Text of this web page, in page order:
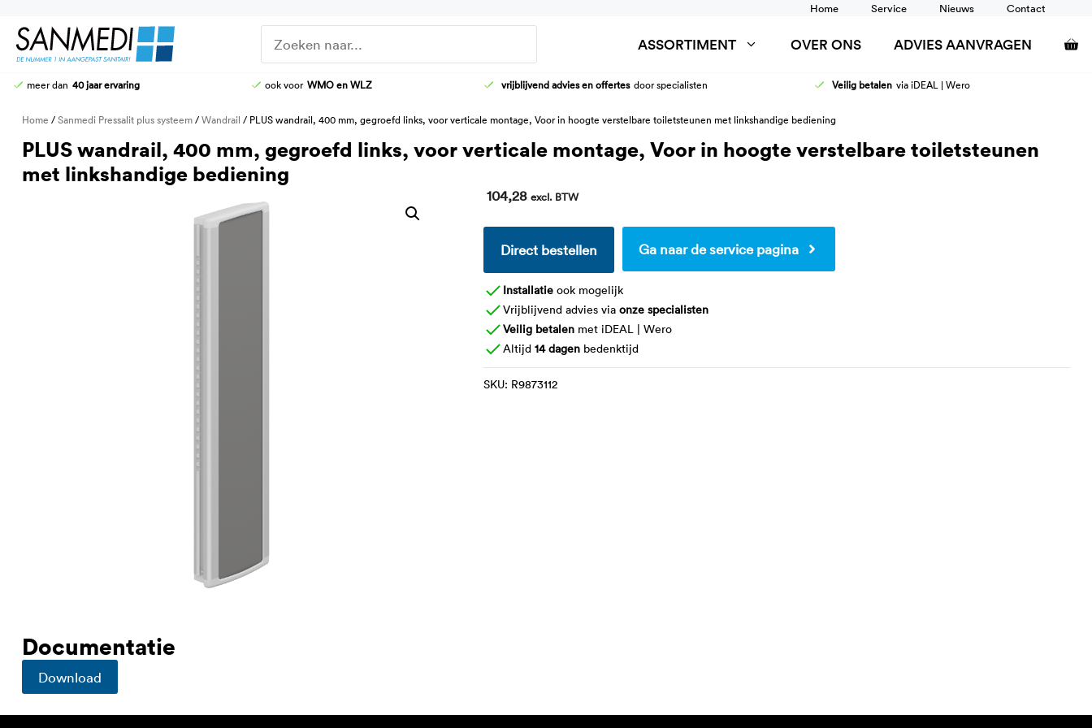
naar
Home Service Nieuws Contact
ASSORTIMENT
HOOG-LAAG TOILETTEN
STOMATOILETTAFEL
AANGEPASTE CLOSETZITTINGEN
KRANEN
DOUCHE-BRANCARDS
KRANEN
WASTAFELS
DOUCHEBRANCARDS
KINDER VERSCHOONTAFELS
TOILETSTEUNEN
OVER ONS ADVIES AANVRAGEN
meer dan 40 jaar ervaring ook voor WMO en WLZ vrijblijvend advies en offertes door specialisten Veilig betalen via iDEAL | Wero
Home /Sanmedi Pressalit plus systeem/Wandrail / PLUS wandrail, 400 mm, gegroefd links, voor verticale montage, Voor in hoogte verstelbare toiletsteunen met linkshandige bediening
PLUS wandrail, 400 mm, gegroefd links, voor verticale montage, Voor in hoogte verstelbare toiletsteunen
met linkshandige bediening
104,28 excl. BTW
Direct bestellen Ga naar de service pagina
Installatieook mogelijk
Vrijblijvend advies via onze specialisten
Veilig betalenmet iDEAL | Wero
Altijd 14 dagenbedenktijd
SKU: R9873112
Documentatie
Download